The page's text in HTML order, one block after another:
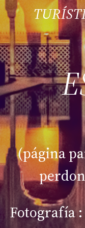
(página
Fotografía